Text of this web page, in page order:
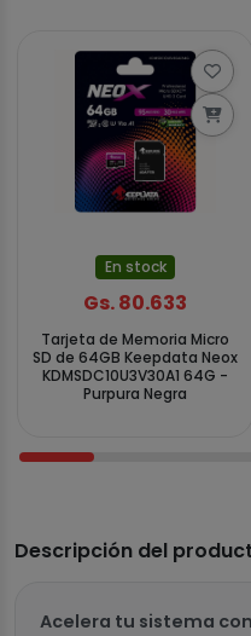
En stock
Gs. 80.633
Tarjeta de Memoria Micro
SD de 64GB Keepdata Neox
KDMSDC10U3V30A1 64G -
Purpura Negra
Descripción del
Acelera tu sistema